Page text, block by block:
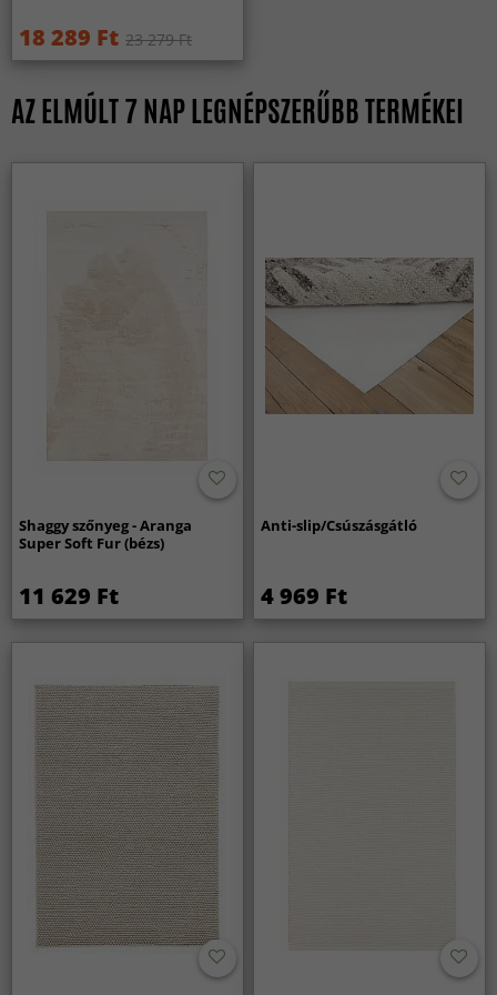
18 289 Ft 23 279 Ft
AZ ELMÚLT 7 NAP LEGNÉPSZERŰBB TERMÉKEI
Shaggy szőnyeg - Aranga
Super Soft Fur (bézs)
11 629 Ft
Anti-slip/Csúszásgátló
4 969 Ft